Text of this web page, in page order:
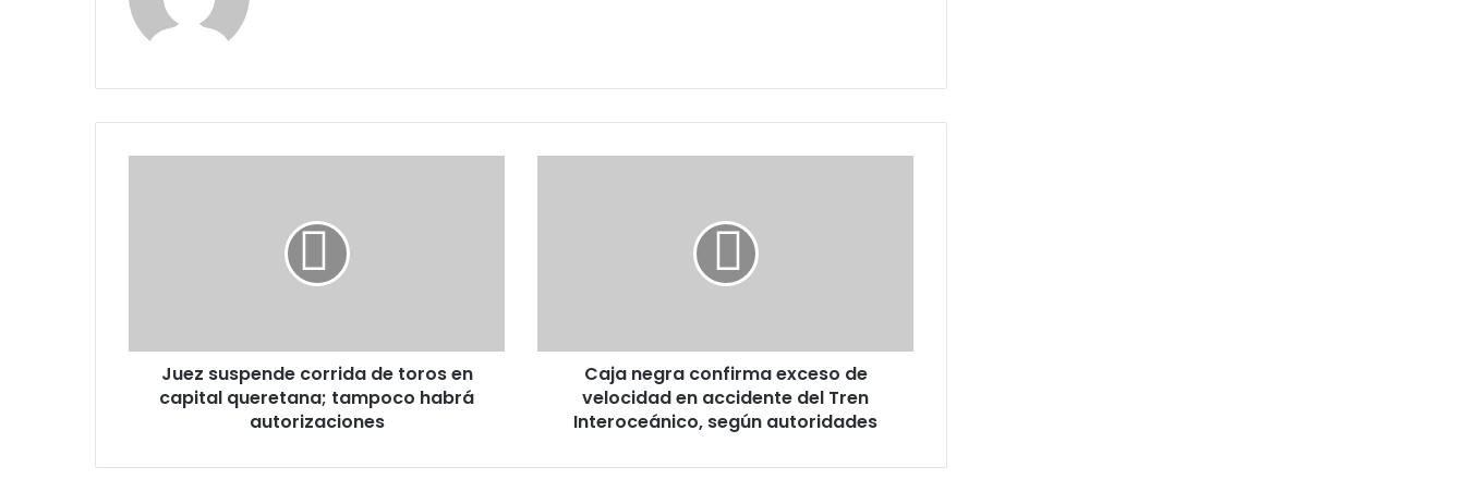
tampoco
autorizaciones
Juez suspende corrida de toros en
capital queretana; tampoco habrá
autorizaciones
del
Interoceánico,
según
Caja negra confirma exceso de
velocidad en accidente del Tren
Interoceánico, según autoridades